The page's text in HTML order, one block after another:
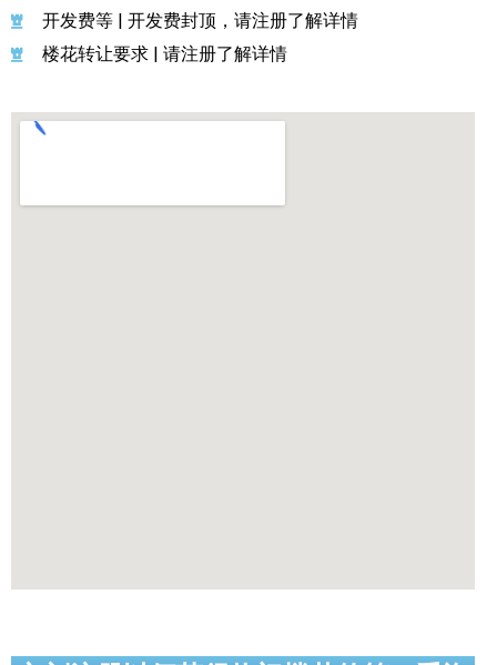
开发费等 | 开发费封顶，请注册了解详情
楼花转让要求 | 请注册了解详情